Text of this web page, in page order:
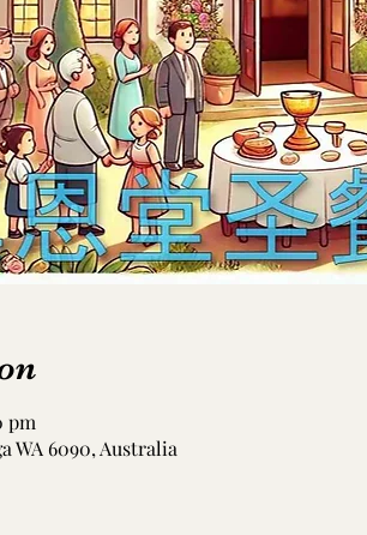
pm
WA 6090, Australia